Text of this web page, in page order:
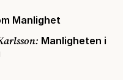
Manlighet
Manligheten i